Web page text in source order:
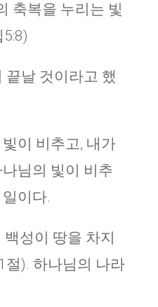
축복을 누리는 빛
끝날 것이라고 했
이 비추고, 내가
님의 빛이 비추
이다.
성이 땅을 차지
절). 하나님의 나라